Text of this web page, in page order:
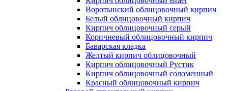
Воротынский облицовочный кирпич
Белый облицовочный кирпич
Кирпич облицовочный серый
Коричневый облицовочный кирпич
Баварская кладка
Желтый кирпич облицовочный
Кирпич облицовочный Рустик
Кирпич облицовочный соломенный
Красный облицовочный кирпич